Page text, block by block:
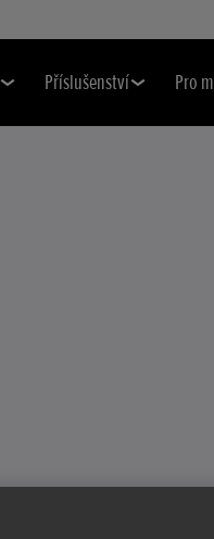
Příslušenství Pro